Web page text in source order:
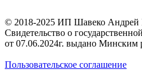
© 2018-2025 ИП Шавеко Андрей
Свидетельство о
от 07.06.2024г. выдано Минским
Пользовательское соглашение